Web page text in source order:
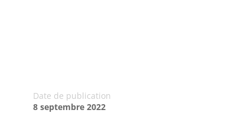
Date de publication
8 septembre 2022